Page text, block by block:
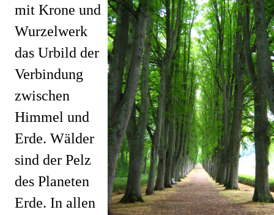
mit Krone und
Wurzelwerk
das Urbild der
Verbindung
zwischen
Himmel und
Erde. Wälder
sind der Pelz
des Planeten
Erde. In allen